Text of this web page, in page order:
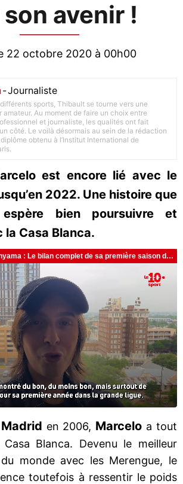
avenir !
22 octobre 2020 à 00h00
-Journaliste
différents sports, Thibault se tourne vers une
Au moment de faire un choix entre
et journaliste, les qualités ont fait
côté. Le voilà désormais au sein de la rédaction
obtenu à l’Institut International de
est encore lié avec le
2022. Une histoire que
bien poursuivre et
Casa Blanca.
en 2006, Marcelo a tout
Blanca. Devenu le meilleur
monde avec les Merengue, le
toutefois à ressentir le poids